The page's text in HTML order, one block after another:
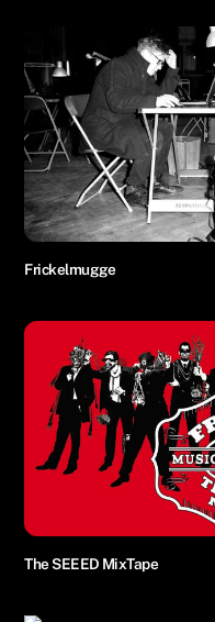
Frickelmugge
The SEEED MixTape